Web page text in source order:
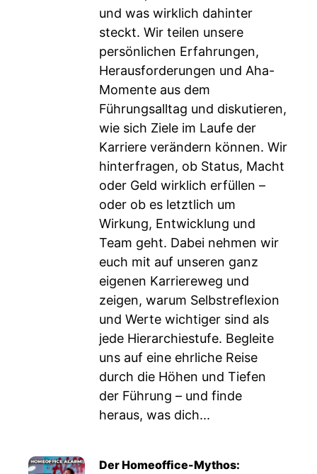
und was wirklich dahinter
steckt. Wir teilen unsere
persönlichen Erfahrungen,
Herausforderungen und Aha-
Momente aus dem
Führungsalltag und diskutieren,
wie sich Ziele im Laufe der
Karriere verändern können. Wir
hinterfragen, ob Status, Macht
oder Geld wirklich erfüllen –
oder ob es letztlich um
Wirkung, Entwicklung und
Team geht. Dabei nehmen wir
euch mit auf unseren ganz
eigenen Karriereweg und
zeigen, warum Selbstreflexion
und Werte wichtiger sind als
jede Hierarchiestufe. Begleite
uns auf eine ehrliche Reise
durch die Höhen und Tiefen
der Führung – und finde
heraus, was dich...
Der Homeoffice-Mythos: